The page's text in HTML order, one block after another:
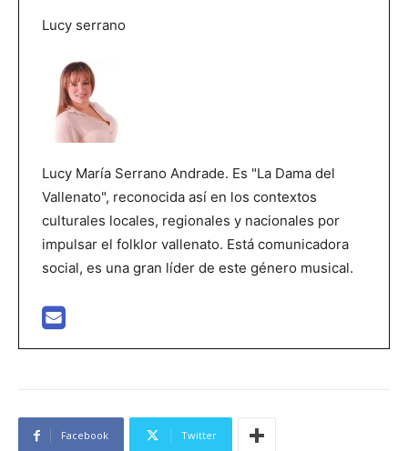
Lucy serrano
Lucy María Serrano Andrade. Es "La Dama del
Vallenato", reconocida así en los contextos
culturales locales, regionales y nacionales por
impulsar el folklor vallenato. Está comunicadora
social, es una gran líder de este género musical.
Facebook Twitter